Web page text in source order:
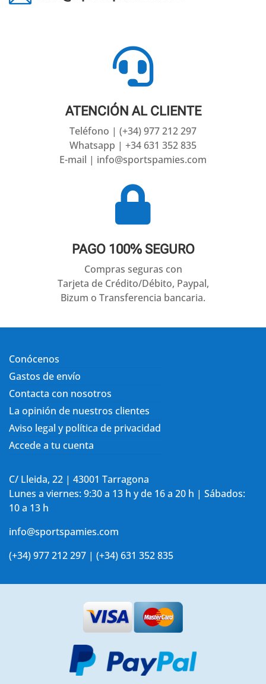

ATENCIÓN AL CLIENTE
Teléfono | (+34) 977 212 297
Whatsapp | +34 631 352 835
E-mail | info@sportspamies.com

PAGO 100% SEGURO
Compras seguras con
Tarjeta de Crédito/Débito, Paypal,
Bizum o Transferencia bancaria.
Conócenos
Gastos de envío
Contacta con nosotros
La opinión de nuestros clientes
Aviso legal y política de privacidad
Accede a tu cuenta
C/ Lleida, 22 | 43001 Tarragona
Lunes a viernes: 9:30 a 13 h y de 16 a 20 h | Sábados:
10 a 13 h
info@sportspamies.com
(+34) 977 212 297 | (+34) 631 352 835